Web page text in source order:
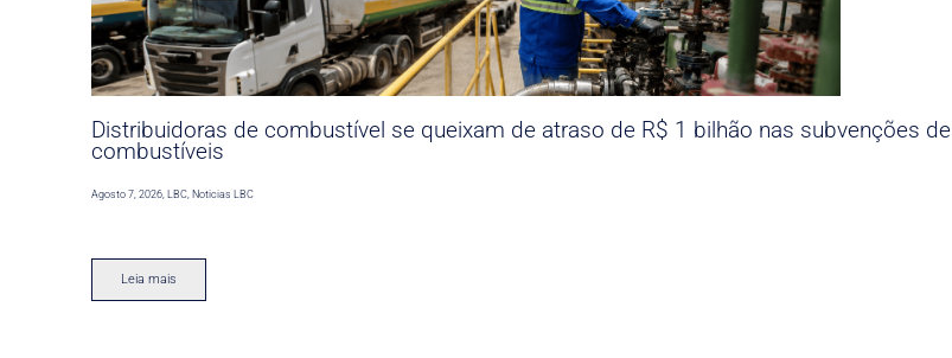
Distribuidoras de combustível se queixam de atraso de R$ 1 bilhão nas subvenções de
combustíveis
Agosto 7, 2026,LBC,Noticias LBC
Leia mais